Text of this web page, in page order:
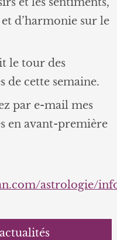
d’harmonie sur le
le tour des
cette semaine.
par e-mail mes
en avant-première
astrologie/